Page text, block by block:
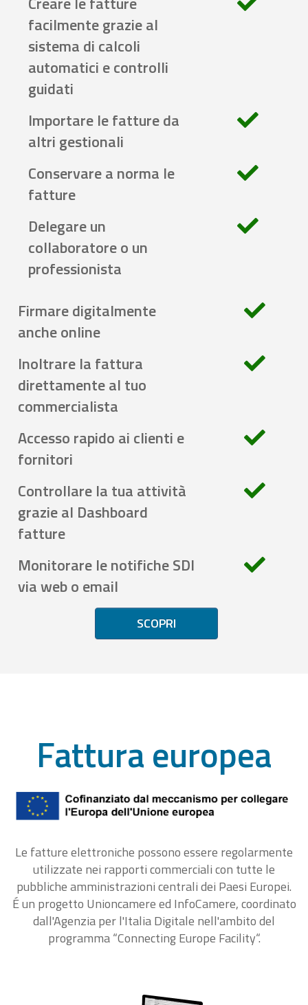
facilmente grazie al
sistema di calcoli
automatici e controlli
guidati
Importare le fatture da
altri gestionali
Conservare a norma le
fatture
Delegare un
collaboratore o un
professionista
Firmare digitalmente
anche online
Inoltrare la fattura
direttamente al tuo
commercialista
Accesso rapido ai clienti e
fornitori
Controllare la tua attività
grazie al Dashboard
fatture
Monitorare le notifiche SDI
via web o email
SCOPRI
Fattura europea
Le fatture elettroniche possono essere regolarmente
utilizzate nei rapporti commerciali con tutte le
pubbliche amministrazioni centrali dei Paesi Europei.
É un progetto Unioncamere ed InfoCamere, coordinato
dall'Agenzia per l'Italia Digitale nell'ambito del
programma “Connecting Europe Facility“.